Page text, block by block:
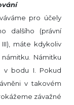
pro účely
dalšího (právní
máte kdykoliv
Námitku
v bodu I. Pokud
v takovém
závažné